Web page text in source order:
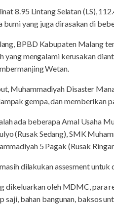
8.95 Lintang Selatan (LS),
bumi yang juga dirasakan di
BPBD Kabupaten Malang
yang mengalami kerusakan
Wetan.
Muhammadiyah Disaster
gempa, dan memberikan
ada beberapa Amal Usaha
(Rusak Sedang), SMK
5 Pagak (Rusak
dilakukan assesment untuk
dikeluarkan oleh MDMC,
saji, bahan bangunan, baksos